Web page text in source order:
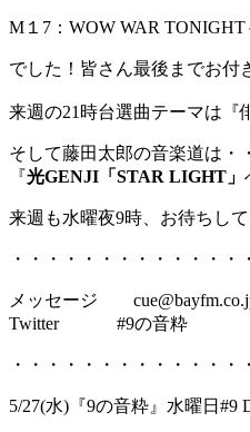
M１7：WOW WAR
でした！皆さん最後までお付
来週の21時台選曲テーマは『
そして藤田太郎の音楽道は・
『光GENJI「STAR LIGHT」
来週も水曜夜9時、お待ちして
・・・・・・・・・・・・・
メッセージ
Twitter #9の音粋
・・・・・・・・・・・・・
5/27(水)『9の音粋』水曜日#9